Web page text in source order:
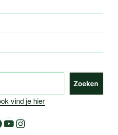
Zoeken
vind je hier
YouTube
Instagram